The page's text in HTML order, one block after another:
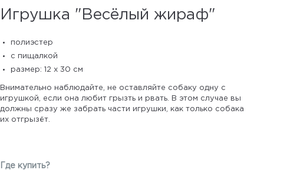
Игрушка "Весёлый жираф"
полиэстер
с пищалкой
размер: 12 х 30 см
Внимательно наблюдайте, не оставляйте собаку одну с
игрушкой, если она любит грызть и рвать. В этом случае вы
должны сразу же забрать части игрушки, как только собака
их отгрызёт.
Где купить?